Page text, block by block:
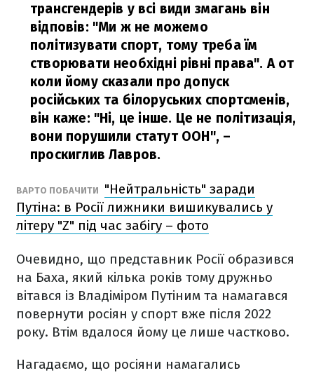
трансгендерів у всі види змагань він
відповів: "Ми ж не можемо
політизувати спорт, тому треба їм
створювати необхідні рівні права". А от
коли йому сказали про допуск
російських та білоруських спортсменів,
він каже: "Ні, це інше. Це не політизація,
вони порушили статут ООН", –
проскиглив Лавров.
ВАРТО ПОБАЧИТИ
"Нейтральність" заради
Путіна: в Росії лижники вишикувались у
літеру "Z" під час забігу – фото
Очевидно, що представник Росії образився
на Баха, який кілька років тому дружньо
вітався із Владіміром Путіним та намагався
повернути росіян у спорт вже після 2022
року. Втім вдалося йому це лише частково.
Нагадаємо, що росіяни намагались